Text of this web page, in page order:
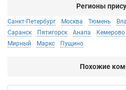
Регионы
Санкт-Петербург Москва Тюмень
Саранск
Пятигорск Анапа Кемерово
Мирный
Маркс Пущино
Похожие